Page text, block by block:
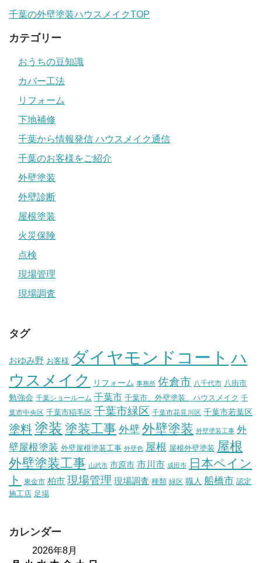
千葉の外壁塗装ハウスメイクTOP
カテゴリー
おうちの豆知識
カバー工法
リフォーム
下地補修
千葉から情報発信 ハウスメイク通信
千葉のお客様をご紹介
外壁塗装
外壁診断
屋根塗装
火災保険
点検
現場管理
現場調査
タグ
おゆみ野 お客様 ダイヤモンドコート ハ
ウスメイク
リフォーム 事務所 佐倉市 八千代市 八街市
勉強会 千葉ショールーム 千葉市 千葉市、外壁塗装、ハウスメイク 千
葉市中央区 千葉市稲毛区 千葉市緑区 千葉市花見川区 千葉市若葉区
塗料塗装 塗装工事 外壁 外壁塗装 外壁塗装工事 外
壁屋根塗装 外壁屋根塗装工事 外壁色 屋根 屋根外壁塗装 屋根
外壁塗装工事 山武市 市原市 市川市 成田市
日本ペイン
ト
東金市 柏市 現場管理 現場調査 種類 緑区 職人 船橋市 認定
施工店 足場
カレンダー
2026年8月